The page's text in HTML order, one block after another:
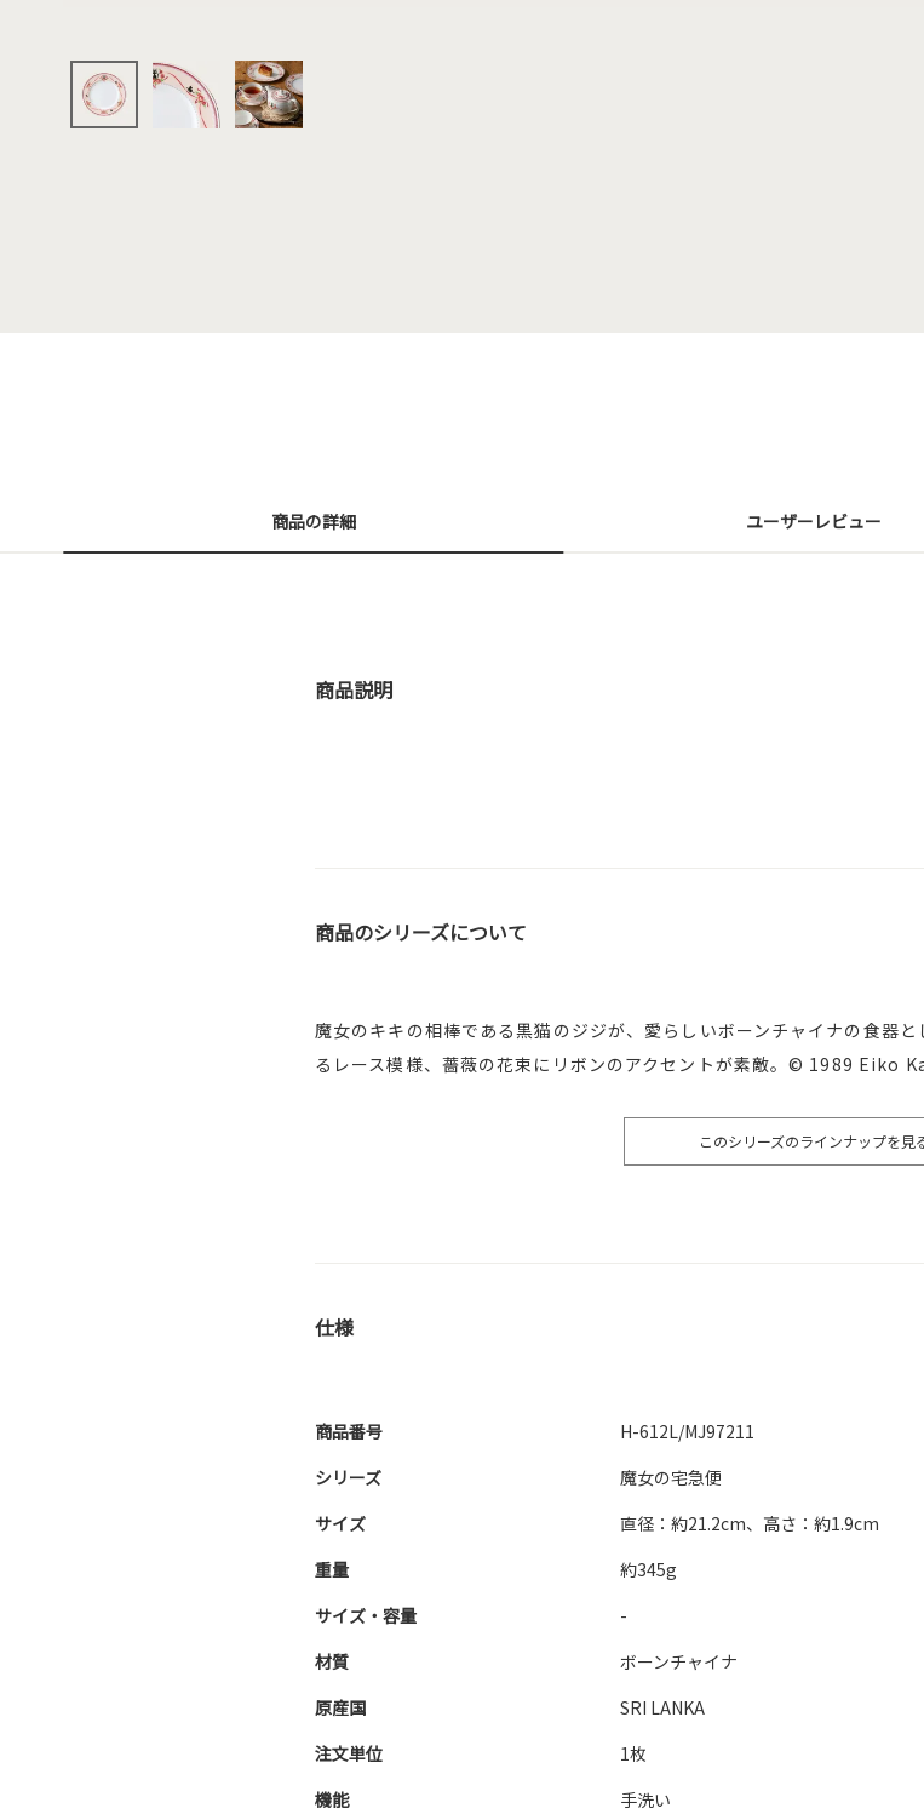
商品の詳細 ユーザーレビュー
商品説明
商品のシリーズについて
魔女のキキの相棒である黒猫のジジが、愛らしいボーンチャイナの食器
るレース模様、薔薇の花束にリボンのアクセントが素敵。© 1989
このシリーズのラインナップを見
仕様
商品番号
H-612L/MJ97211
シリーズ
魔女の宅急便
サイズ
直径：約21.2cm、高さ：約1.9cm
重量
約345g
サイズ・容量
-
材質
ボーンチャイナ
原産国
SRI LANKA
注文単位
1枚
機能
手洗い